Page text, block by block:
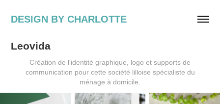
DESIGN BY CHARLOTTE
Leovida
Création de l'identité graphique, logo et supports de
communication pour cette société lilloise spécialiste du
ménage à domicile.